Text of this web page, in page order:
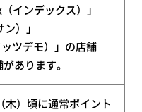
インデックス）」
）」
ツデモ）」の店舗
あります。
）頃に通常ポイント